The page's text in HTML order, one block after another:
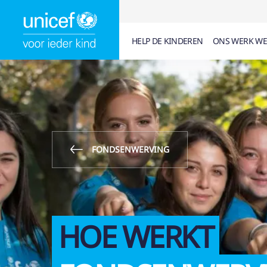
HELP DE KINDEREN ONS WERK
SUGGESTIES 6
FISCAAL ATTEST
WAT DOET
UNICEF IN BELGIË
LESMATERIAAL
ARTIKELEN (0) PAGINA'S (0)
FONDSENWERVING
HOE WERKT